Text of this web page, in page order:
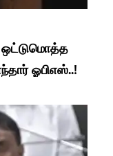
ஒட்டுமொத்த
ஓபிஎஸ்..!